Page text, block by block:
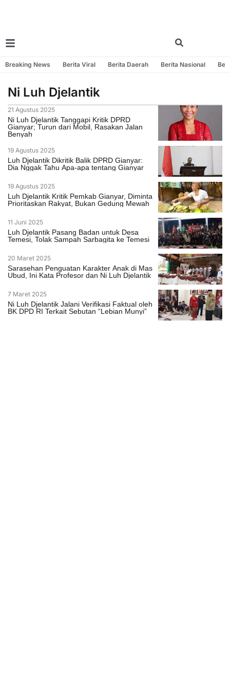
Breaking News Berita Viral Berita Daerah Berita Nasional
Ni Luh Djelantik
21 Agustus 2025
Ni Luh Djelantik Tanggapi Kritik DPRD
Gianyar; Turun dari Mobil, Rasakan Jalan
Benyah
19 Agustus 2025
Luh Djelantik Dikritik Balik DPRD Gianyar:
Dia Nggak Tahu Apa-apa tentang Gianyar
19 Agustus 2025
Luh Djelantik Kritik Pemkab Gianyar, Diminta
Prioritaskan Rakyat, Bukan Gedung Mewah
11 Juni 2025
Luh Djelantik Pasang Badan untuk Desa
Temesi, Tolak Sampah Sarbagita ke Temesi
20 Maret 2025
Sarasehan Penguatan Karakter Anak di Mas
Ubud, Ini Kata Profesor dan Ni Luh Djelantik
7 Maret 2025
Ni Luh Djelantik Jalani Verifikasi Faktual oleh
BK DPD RI Terkait Sebutan “Lebian Munyi”